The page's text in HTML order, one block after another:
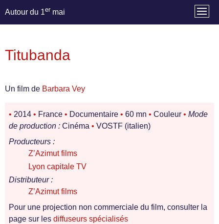
Autour du 1er mai
Titubanda
Un film de Barbara Vey
• 2014 • France • Documentaire • 60 mn • Couleur • Mode
de production : Cinéma • VOSTF (italien)
Producteurs :
Z’Azimut films
Lyon capitale TV
Distributeur :
Z’Azimut films
Pour une projection non commerciale du film, consulter la
page sur les diffuseurs spécialisés